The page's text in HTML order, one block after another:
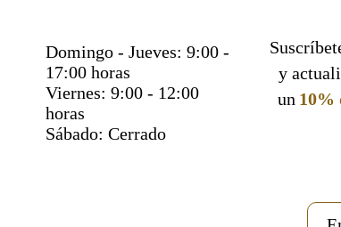
en que
de los
de Dios
Judá y
Tapa dura
Domingo - Jueves: 9:00 -
17:00 horas
Viernes: 9:00 - 12:00
horas
Sábado: Cerrado
y
un 10%